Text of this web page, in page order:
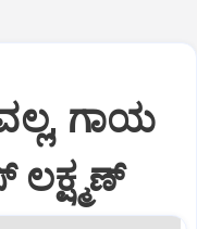
ಗಾಯ